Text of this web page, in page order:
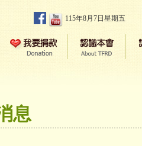
115年8月7日星期五
息